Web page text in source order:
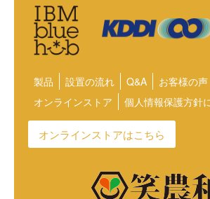
製品 設置の流れ Q&A お客様の声
オンラインストア
個人情報保護方針
オンラインストアはこちら